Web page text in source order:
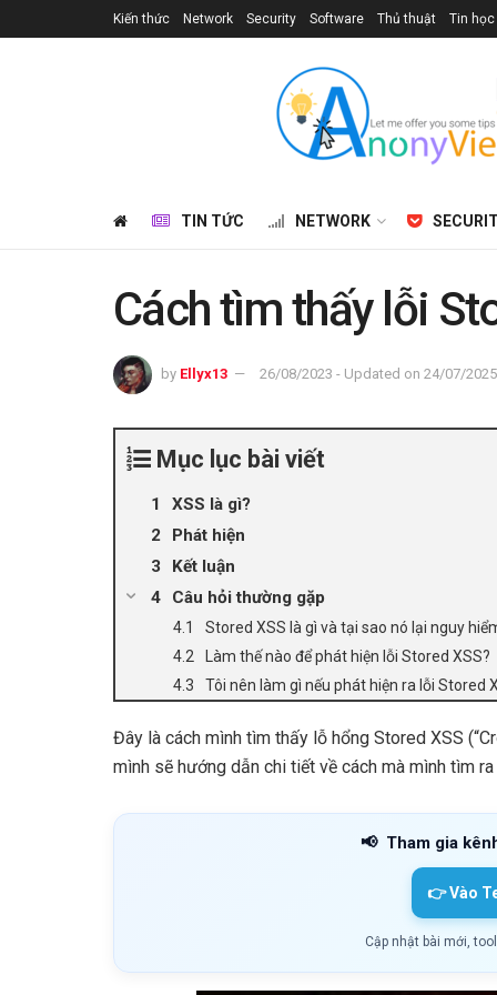
Kiến thức Network Security Software Thủ thuật Tin
TIN TỨC NETWORK
Cách tìm thấy lỗi
by Ellyx13 26/08/2023 - Updated on 24/07/2025
Mục lục bài viết
XSS là gì?
Phát hiện
Kết luận
Câu hỏi thường gặp
Stored XSS là gì và tại sao nó lại nguy
Làm thế nào để phát hiện lỗi Stored XSS?
Tôi nên làm gì nếu phát hiện ra lỗi Stored
Đây là cách mình tìm thấy lỗ hổng Stored XSS
mình sẽ hướng dẫn chi tiết về cách mà mình tìm
📢 Tham gia
👉 Vào
Cập nhật bài mới,